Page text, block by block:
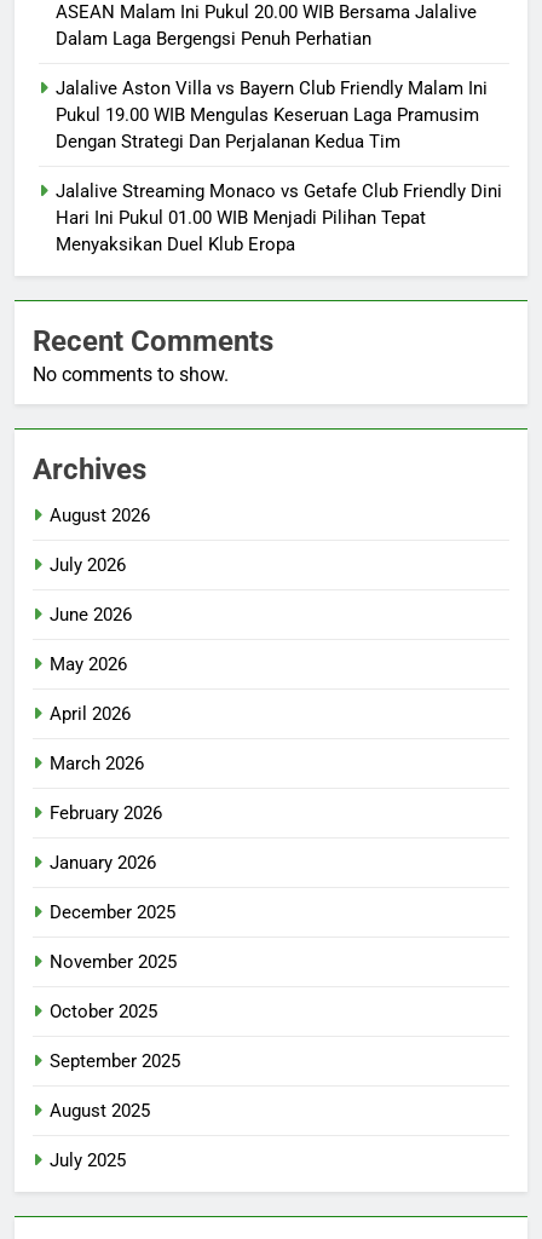
ASEAN Malam Ini Pukul 20.00 WIB Bersama Jalalive
Dalam Laga Bergengsi Penuh Perhatian
Jalalive Aston Villa vs Bayern Club Friendly Malam Ini
Pukul 19.00 WIB Mengulas Keseruan Laga Pramusim
Dengan Strategi Dan Perjalanan Kedua Tim
Jalalive Streaming Monaco vs Getafe Club Friendly Dini
Hari Ini Pukul 01.00 WIB Menjadi Pilihan Tepat
Menyaksikan Duel Klub Eropa
Recent Comments
No comments to show.
Archives
August 2026
July 2026
June 2026
May 2026
April 2026
March 2026
February 2026
January 2026
December 2025
November 2025
October 2025
September 2025
August 2025
July 2025